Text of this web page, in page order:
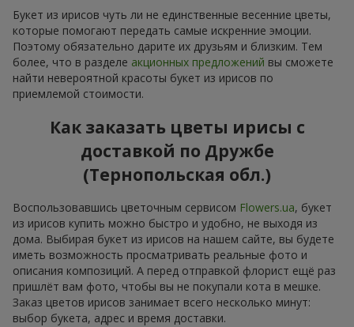
Букет из ирисов чуть ли не единственные весенние цветы,
которые помогают передать самые искренние эмоции.
Поэтому обязательно дарите их друзьям и близким. Тем
более, что в разделе акционных предложений вы сможете
найти невероятной красоты букет из ирисов по
приемлемой стоимости.
Как заказать цветы ирисы с
доставкой по Дружбе
(Тернопольская обл.)
Воспользовавшись цветочным сервисом Flowers.ua, букет
из ирисов купить можно быстро и удобно, не выходя из
дома. Выбирая букет из ирисов на нашем сайте, вы будете
иметь возможность просматривать реальные фото и
описания композиций. А перед отправкой флорист ещё раз
пришлёт вам фото, чтобы вы не покупали кота в мешке.
Заказ цветов ирисов занимает всего несколько минут:
выбор букета, адрес и время доставки.